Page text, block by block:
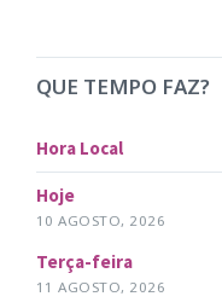
QUE TEMPO FAZ?
Hora Local
Hoje
10 AGOSTO, 2026
Terça-feira
11 AGOSTO, 2026